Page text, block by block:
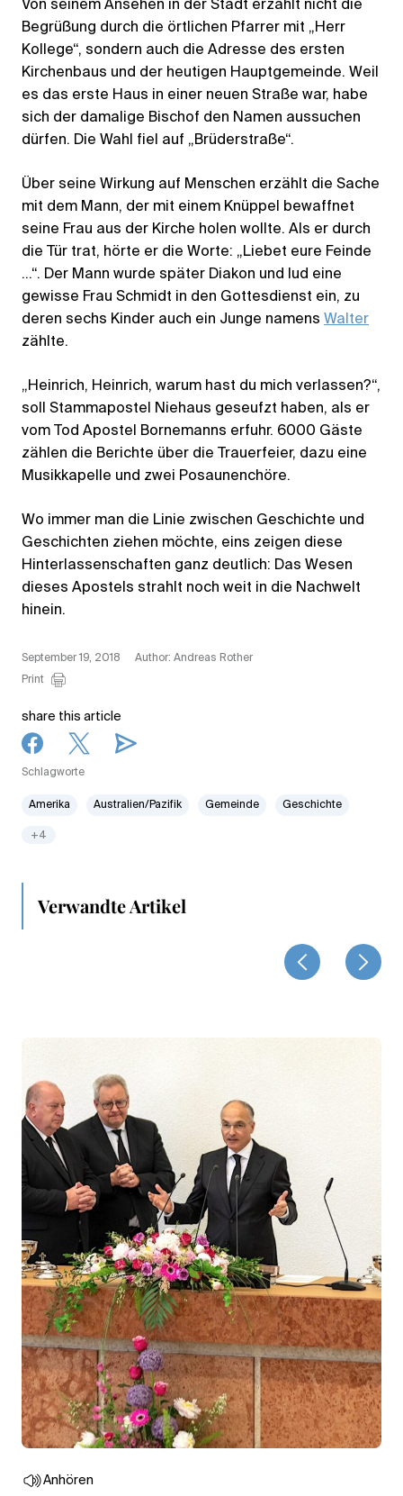
Von seinem Ansehen in der Stadt erzählt nicht die
Begrüßung durch die örtlichen Pfarrer mit „Herr
Kollege“, sondern auch die Adresse des ersten
Kirchenbaus und der heutigen Hauptgemeinde. Weil
es das erste Haus in einer neuen Straße war, habe
sich der damalige Bischof den Namen aussuchen
dürfen. Die Wahl fiel auf „Brüderstraße“.
Über seine Wirkung auf Menschen erzählt die Sache
mit dem Mann, der mit einem Knüppel bewaffnet
seine Frau aus der Kirche holen wollte. Als er durch
die Tür trat, hörte er die Worte: „Liebet eure Feinde
…“. Der Mann wurde später Diakon und lud eine
gewisse Frau Schmidt in den Gottesdienst ein, zu
deren sechs Kinder auch ein Junge namens Walter
zählte.
„Heinrich, Heinrich, warum hast du mich verlassen?“,
soll Stammapostel Niehaus geseufzt haben, als er
vom Tod Apostel Bornemanns erfuhr. 6000 Gäste
zählen die Berichte über die Trauerfeier, dazu eine
Musikkapelle und zwei Posaunenchöre.
Wo immer man die Linie zwischen Geschichte und
Geschichten ziehen möchte, eins zeigen diese
Hinterlassenschaften ganz deutlich: Das Wesen
dieses Apostels strahlt noch weit in die Nachwelt
hinein.
September 19, 2018
Author: Andreas Rother
Print
share this article
Schlagworte
Amerika Australien/Pazifik Gemeinde Geschichte
+4
Verwandte Artikel
Anhören